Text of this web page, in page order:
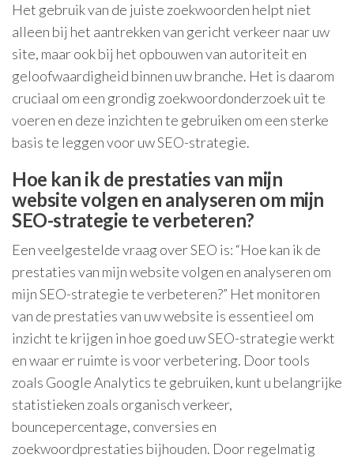
Het gebruik van de juiste zoekwoorden helpt niet
alleen bij het aantrekken van gericht verkeer naar uw
site, maar ook bij het opbouwen van autoriteit en
geloofwaardigheid binnen uw branche. Het is daarom
cruciaal om een grondig zoekwoordonderzoek uit te
voeren en deze inzichten te gebruiken om een sterke
basis te leggen voor uw SEO-strategie.
Hoe kan ik de prestaties van mijn
website volgen en analyseren om mijn
SEO-strategie te verbeteren?
Een veelgestelde vraag over SEO is: “Hoe kan ik de
prestaties van mijn website volgen en analyseren om
mijn SEO-strategie te verbeteren?” Het monitoren
van de prestaties van uw website is essentieel om
inzicht te krijgen in hoe goed uw SEO-strategie werkt
en waar er ruimte is voor verbetering. Door tools
zoals Google Analytics te gebruiken, kunt u belangrijke
statistieken zoals organisch verkeer,
bouncepercentage, conversies en
zoekwoordprestaties bijhouden. Door regelmatig